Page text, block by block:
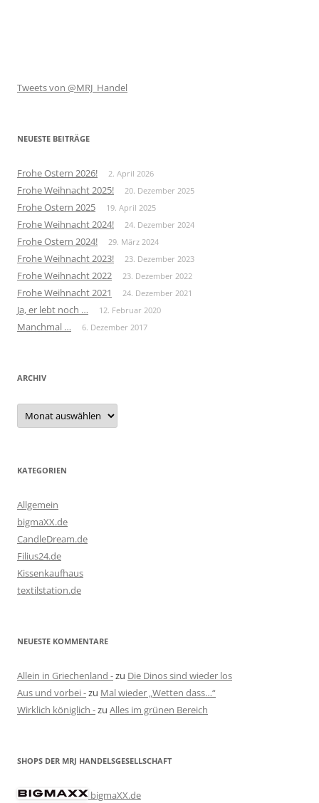
Tweets von @MRJ_Handel
NEUESTE BEITRÄGE
Frohe Ostern 2026! 2. April 2026
Frohe Weihnacht 2025! 20. Dezember 2025
Frohe Ostern 2025 19. April 2025
Frohe Weihnacht 2024! 24. Dezember 2024
Frohe Ostern 2024! 29. März 2024
Frohe Weihnacht 2023! 23. Dezember 2023
Frohe Weihnacht 2022 23. Dezember 2022
Frohe Weihnacht 2021 24. Dezember 2021
Ja, er lebt noch … 12. Februar 2020
Manchmal … 6. Dezember 2017
ARCHIV
Archiv
KATEGORIEN
Allgemein
bigmaXX.de
CandleDream.de
Filius24.de
Kissenkaufhaus
textilstation.de
NEUESTE KOMMENTARE
Allein in Griechenland -zu Die Dinos sind wieder los
Aus und vorbei -zu Mal wieder „Wetten dass…“
Wirklich königlich -zu Alles im grünen Bereich
SHOPS DER MRJ HANDELSGESELLSCHAFT
bigmaXX.de